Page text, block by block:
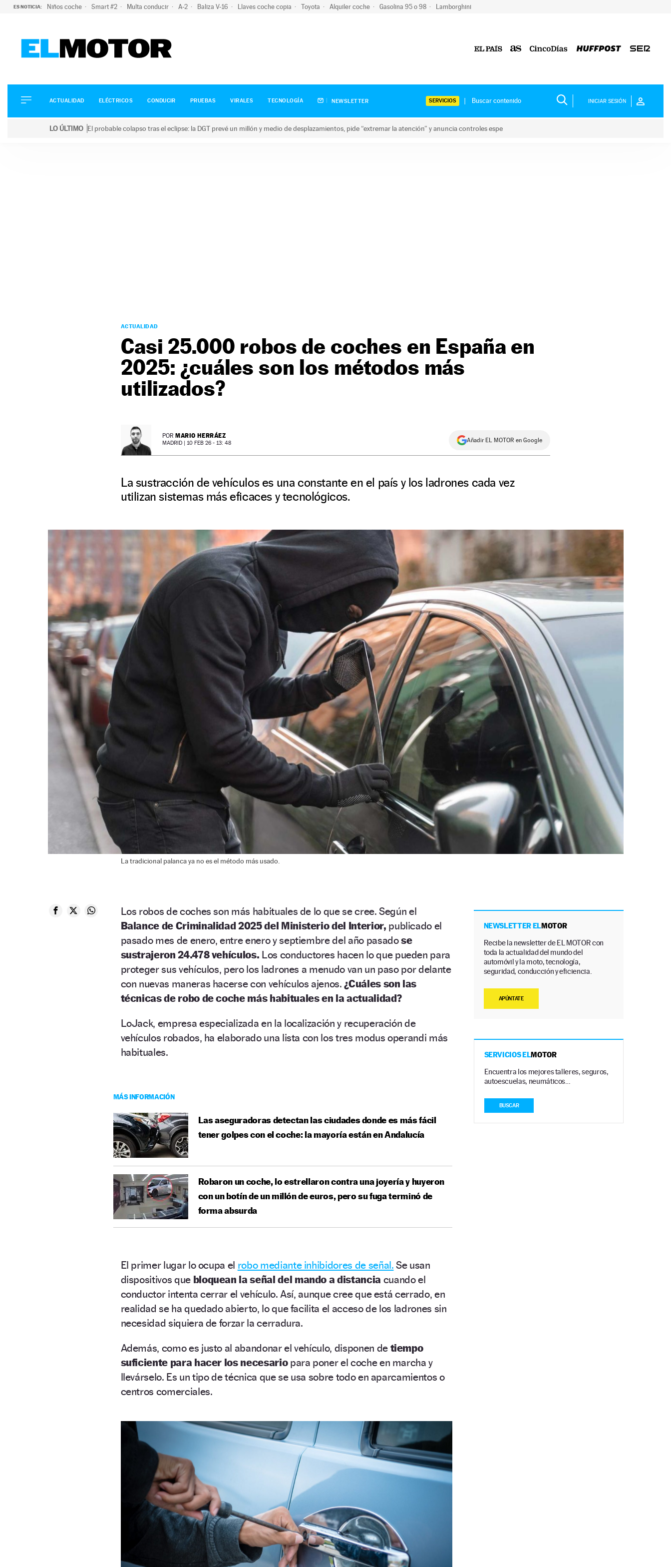
ES NOTICIA: Niños coche Smart #2 Multa conducir A-2 Baliza V-16 Llaves coche copia Toyota Alquiler coche Gasolina 95 o 98 Lamborghini
ELÉCTRICOS
CONDUCIR
ACTUALIDAD ELÉCTRICOS CONDUCIR PRUEBAS VIRALES TECNOLOGÍA NEWSLETTER SERVICIOS INICIAR SESIÓN
LO ÚLTIMO El probable colapso tras el eclipse: la DGT prevé un millón y medio de desplazamientos, pide “extremar la atención” y anuncia controles espe
ACTUALIDAD
Casi 25.000 robos de coches en España en
2025: ¿cuáles son los métodos más
utilizados?
POR MARIO HERRÁEZ
MADRID | 10 FEB 26 - 13: 48 Añadir EL MOTOR en Google
La sustracción de vehículos es una constante en el país y los ladrones cada vez
utilizan sistemas más eficaces y tecnológicos.
La tradicional palanca ya no es el método más usado.
Los robos de coches son más habituales de lo que se cree. Según el
Balance de Criminalidad 2025 del Ministerio del Interior, publicado el
pasado mes de enero, entre enero y septiembre del año pasadose
sustrajeron 24.478 vehículos. Los conductores hacen lo que pueden para
proteger sus vehículos, pero los ladrones a menudo van un paso por delante
con nuevas maneras hacerse con vehículos ajenos.¿Cuáles son las
técnicas de robo de coche más habituales en la actualidad?
LoJack, empresa especializada en la localización y recuperación de
vehículos robados, ha elaborado una lista con los tres modus operandi más
habituales.
MÁS INFORMACIÓN
Las aseguradoras detectan las ciudades donde es más fácil
tener golpes con el coche: la mayoría están en Andalucía
Robaron un coche, lo estrellaron contra una joyería y huyeron
con un botín de un millón de euros, pero su fuga terminó de
forma absurda
El primer lugar lo ocupa el robo mediante inhibidores de señal. Se usan
dispositivos que bloquean la señal del mando a distancia cuando el
conductor intenta cerrar el vehículo. Así, aunque cree que está cerrado, en
realidad se ha quedado abierto, lo que facilita el acceso de los ladrones sin
necesidad siquiera de forzar la cerradura.
Además, como es justo al abandonar el vehículo, disponen de tiempo
suficiente para hacer los necesariopara poner el coche en marcha y
llevárselo. Es un tipo de técnica que se usa sobre todo en aparcamientos o
centros comerciales.
NEWSLETTER ELMOTOR
Recibe la newsletter de EL MOTOR con
toda la actualidad del mundo del
automóvil y la moto, tecnología,
seguridad, conducción y eficiencia.
APÚNTATE
SERVICIOS ELMOTOR
Encuentra los mejores talleres, seguros,
autoescuelas, neumáticos…
BUSCAR